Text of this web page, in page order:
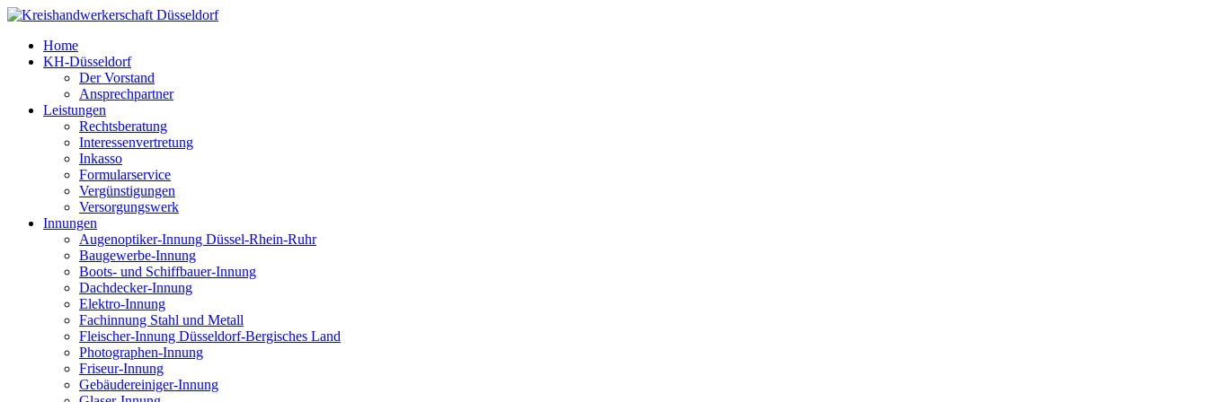
Home
KH-Düsseldorf
Der Vorstand
Ansprechpartner
Leistungen
Rechtsberatung
Interessenvertretung
Inkasso
Formularservice
Vergünstigungen
Versorgungswerk
Innungen
Augenoptiker-Innung Düssel-Rhein-Ruhr
Baugewerbe-Innung
Boots- und Schiffbauer-Innung
Dachdecker-Innung
Elektro-Innung
Fachinnung Stahl und Metall
Fleischer-Innung Düsseldorf-Bergisches Land
Photographen-Innung
Friseur-Innung
Gebäudereiniger-Innung